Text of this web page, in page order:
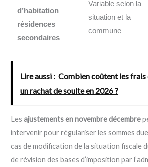
d’habitation
résidences
secondaires
Variable selon la
situation et la
commune
Lire aussi : Combien coûtent les frais
un rachat de soulte en 2026 ?
Lesajustements en novembre décembre
intervenir pour régulariser les sommes
cas de modification de la situation fiscale
de révision des bases d’imposition par